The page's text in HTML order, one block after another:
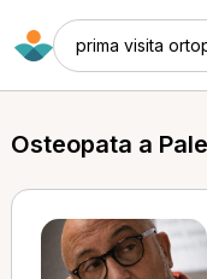
prima visita
Osteopata a